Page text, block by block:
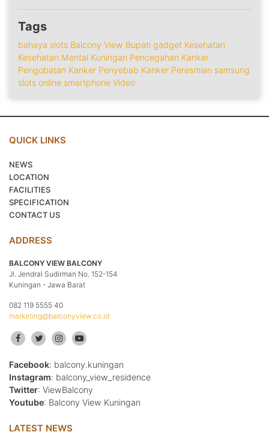
Tags
bahaya slots Balcony View Bupati gadget Kesehatan
Kesehatan Mental Kuningan Pencegahan Kanker
Pengobatan Kanker Penyebab Kanker Peresmian samsung
slots online smartphone Video
QUICK LINKS
NEWS
LOCATION
FACILITIES
SPECIFICATION
CONTACT US
ADDRESS
BALCONY VIEW BALCONY
Jl. Jendral Sudirman No. 152-154
Kuningan - Jawa Barat
082 119 5555 40
marketing@balconyview.co.id
Facebook: balcony.kuningan
Instagram: balcony_view_residence
Twitter: ViewBalcony
Youtube: Balcony View Kuningan
LATEST NEWS